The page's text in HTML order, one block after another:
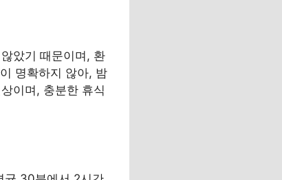
았기 때문이며, 환
명확하지 않아, 밤
이며, 충분한 휴식